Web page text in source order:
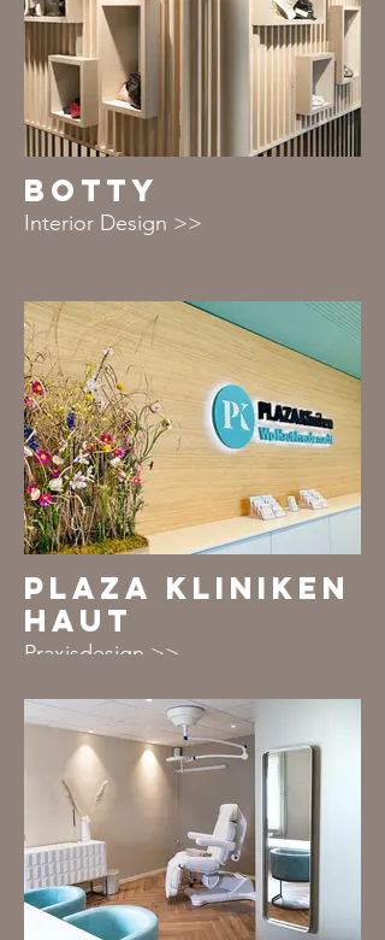
BOTTY
Interior Design >>
PLAZA KLINIKEN
HAUT
Praxisdesign >>